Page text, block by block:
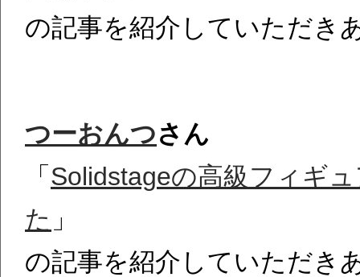
の記事を紹介していただき
つーおんつさん
「 Solidstageの高級フィギ
た 」
の記事を紹介していただき